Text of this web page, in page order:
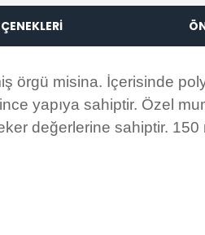
örgü misina. İçerisinde
yapıya sahiptir. Özel
değerlerine sahiptir. 150